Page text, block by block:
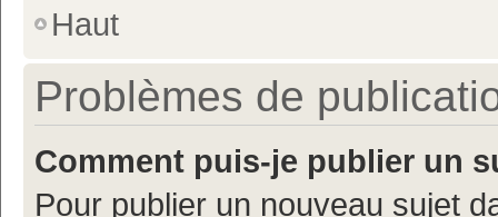
Haut
Problèmes de
Comment puis-je publier un
Pour publier un nouveau sujet